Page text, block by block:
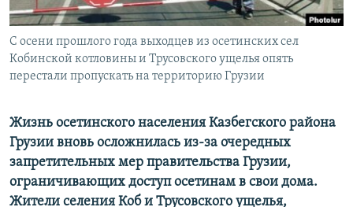
Все сайты РСЕ/РС
С осени прошлого года выходцев из осетинских сел
Кобинской котловины и Трусовского ущелья опять
перестали пропускать на территорию Грузии
Жизнь осетинского населения Казбегского района
Грузии вновь осложнилась из-за очередных
запретительных мер правительства Грузии,
ограничивающих доступ осетинам в свои дома.
Жители селения Коб и Трусовского ущелья,